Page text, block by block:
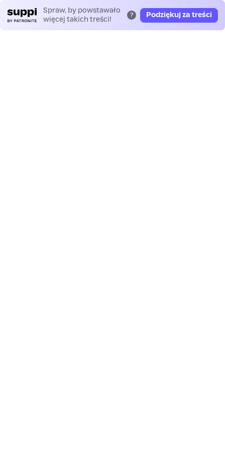
Spraw, by powstawało
więcej takich treści!
? Podziękuj za treści